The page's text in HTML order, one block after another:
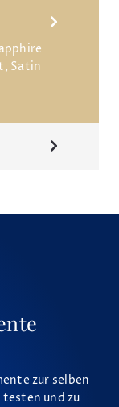
Satin
zur selben
und zu